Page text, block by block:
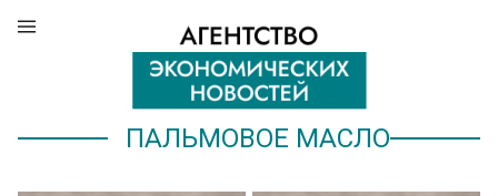
ПАЛЬМОВОЕ МАСЛО